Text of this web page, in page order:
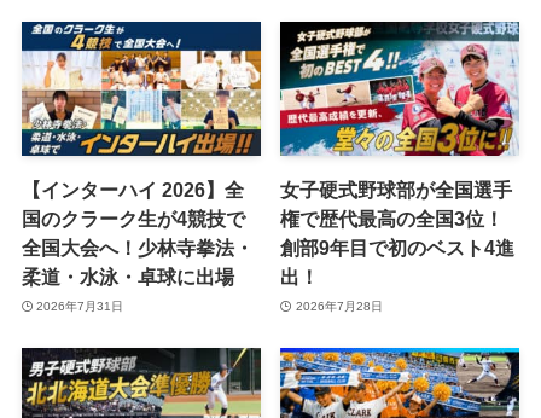
【インターハイ 2026】全
国のクラーク生が4競技で
全国大会へ！少林寺拳法・
柔道・水泳・卓球に出場
2026年7月31日
女子硬式野球部が全国選手
権で歴代最高の全国3位！
創部9年目で初のベスト4進
出！
2026年7月28日